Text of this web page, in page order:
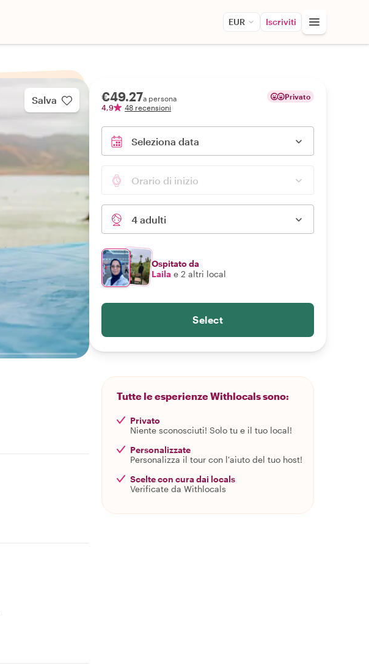
EUR Iscriviti
Salva €49.27a persona
4,9
48 recensioni
Privato
Seleziona data
Orario di inizio
4 adulti
Ospitato da
Laila e 2 altri local
Select
Tutte le esperienze Withlocals sono:
Privato
Niente sconosciuti! Solo tu e il tuo local!
Personalizzate
Personalizza il tour con l'aiuto del tuo host!
Scelte con cura dai locals
Verificate da Withlocals